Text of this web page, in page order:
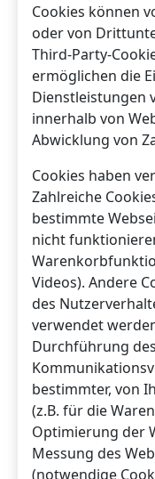
Cookies können
oder von
Third-Party-
ermöglichen die
Dienstleistungen
innerhalb von
Abwicklung von
Cookies haben
Zahlreiche
bestimmte
nicht
Videos). Andere
des
verwendet
Durchführung
bestimmter, von
(z.B. für die
Optimierung der
Messung des
(notwendige